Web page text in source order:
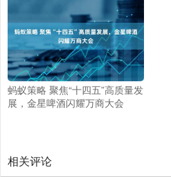
蚂蚁策略 聚焦“十四五”高质量发
展，金星啤酒闪耀万商大会
相关评论